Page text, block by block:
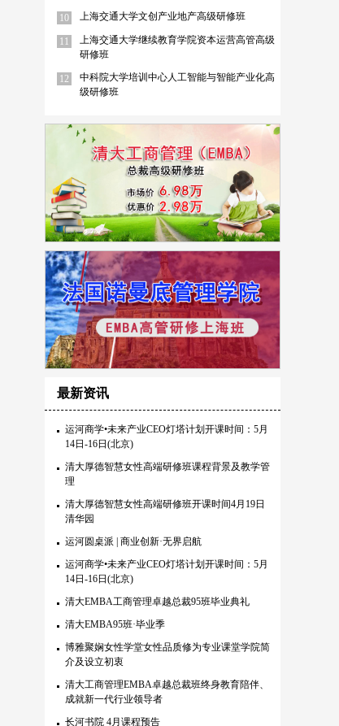
10 上海交通大学文创产业地产高级研修班
11
上海交通大学继续教育学院资本运营高管高级
研修班
12
中科院大学培训中心人工智能与智能产业化高
级研修班
最新资讯
运河商学•未来产业CEO灯塔计划开课时间：5月
14日-16日(北京)
清大厚德智慧女性高端研修班课程背景及教学管
理
清大厚德智慧女性高端研修班开课时间4月19日
清华园
运河圆桌派 | 商业创新·无界启航
运河商学•未来产业CEO灯塔计划开课时间：5月
14日-16日(北京)
清大EMBA工商管理卓越总裁95班毕业典礼
清大EMBA95班·毕业季
博雅聚娴女性学堂女性品质修为专业课堂学院简
介及设立初衷
清大工商管理EMBA卓越总裁班终身教育陪伴、
成就新一代行业领导者
长河书院 4月课程预告